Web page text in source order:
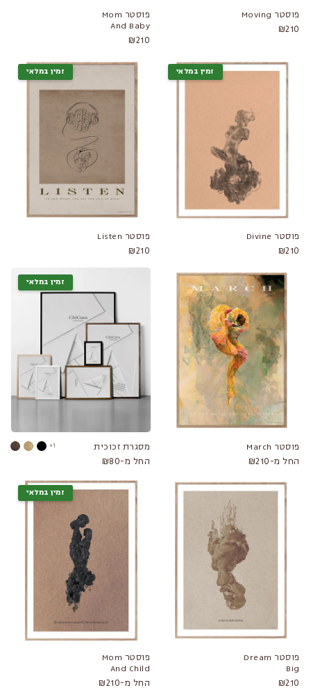
פוסטר Moving
₪210
פוסטר Mom
And Baby
₪210
זמין במלאי
פוסטר Divine
₪210
זמין במלאי
פוסטר Listen
₪210
פוסטר March
החל מ-₪210
זמין במלאי
מסגרת זכוכית 1+
החל מ-₪80
פוסטר Dream
Big
₪210
זמין במלאי
פוסטר Mom
And Child
החל מ-₪210